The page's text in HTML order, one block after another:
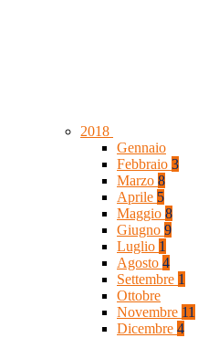
2018
Gennaio
Febbraio 3
Marzo 8
Aprile 5
Maggio 8
Giugno 9
Luglio 1
Agosto 4
Settembre 1
Ottobre
Novembre 11
Dicembre 4